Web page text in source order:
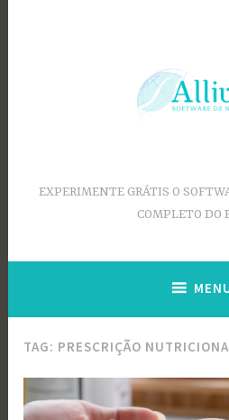
EXPERIMENTE GRÁTIS O
COMPLETO DO
TAG: PRESCRIÇÃO